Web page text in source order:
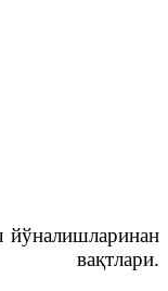
йўналишларинан